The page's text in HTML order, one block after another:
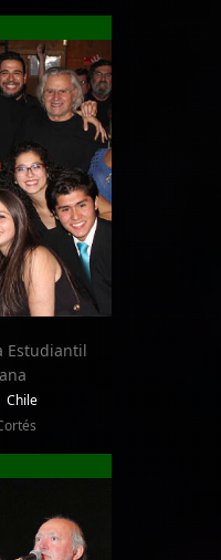
Estudiantil
Chile